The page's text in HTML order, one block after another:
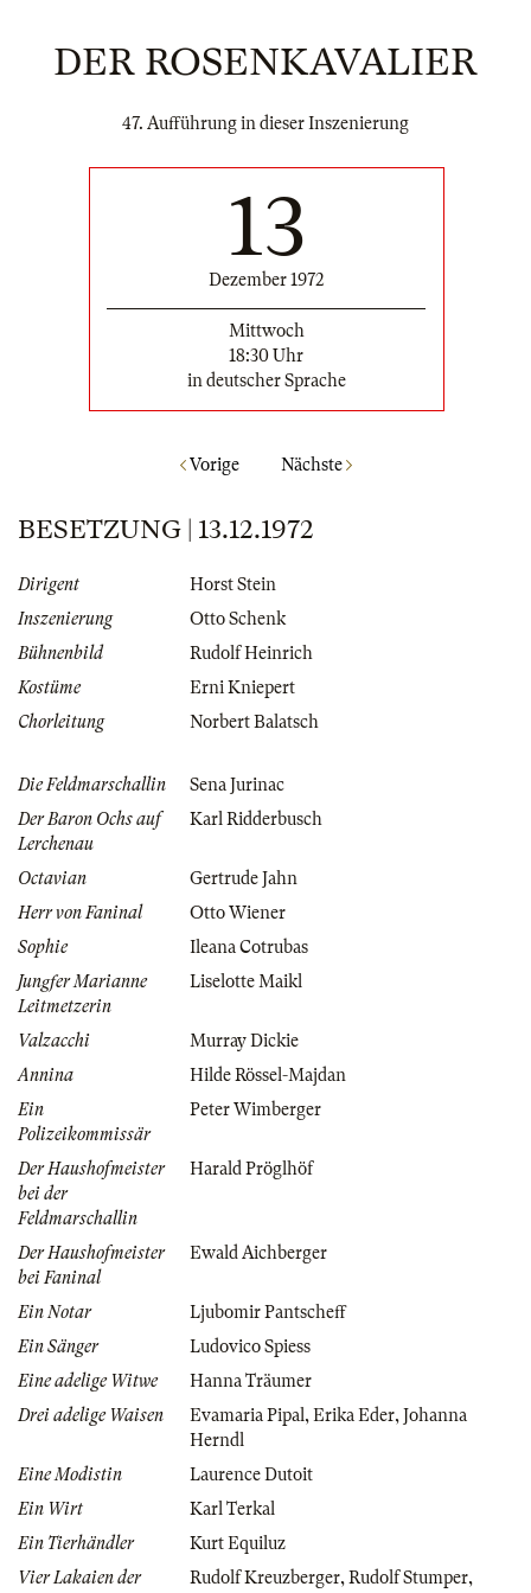
DER ROSENKAVALIER
47. Aufführung in dieser Inszenierung
13
Dezember 1972
Mittwoch
18:30 Uhr
in deutscher Sprache
Vorige Nächste
BESETZUNG | 13.12.1972
Dirigent
Horst Stein
Inszenierung
Otto Schenk
Bühnenbild
Rudolf Heinrich
Kostüme
Erni Kniepert
Chorleitung
Norbert Balatsch
Die Feldmarschallin
Sena Jurinac
Der Baron Ochs auf
Lerchenau
Karl Ridderbusch
Octavian
Gertrude Jahn
Herr von Faninal
Otto Wiener
Sophie
Ileana Cotrubas
Jungfer Marianne
Leitmetzerin
Liselotte Maikl
Valzacchi
Murray Dickie
Annina
Hilde Rössel-Majdan
Ein
Polizeikommissär
Peter Wimberger
Der Haushofmeister
bei der
Feldmarschallin
Harald Pröglhöf
Der Haushofmeister
bei Faninal
Ewald Aichberger
Ein Notar
Ljubomir Pantscheff
Ein Sänger
Ludovico Spiess
Eine adelige Witwe
Hanna Träumer
Drei adelige Waisen
Evamaria Pipal,Erika Eder,Johanna
Herndl
Eine Modistin
Laurence Dutoit
Ein Wirt
Karl Terkal
Ein Tierhändler
Kurt Equiluz
Vier Lakaien der
Rudolf Kreuzberger,Rudolf Stumper,